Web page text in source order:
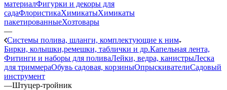
материалФигурки и декоры для
садаФлористикаХимикатыХимикаты
пакетированныеХозтовары
—
Системы полива, шланги, комплектующие к ним
Бирки, колышки,ремешки, таблички и др.Капельная лента,
Фитинги и наборы для поливаЛейки, ведра, канистрыЛеска
для триммераОбувь садовая, корзиныОпрыскивателиСадовый
инструмент
—Штуцер-тройник